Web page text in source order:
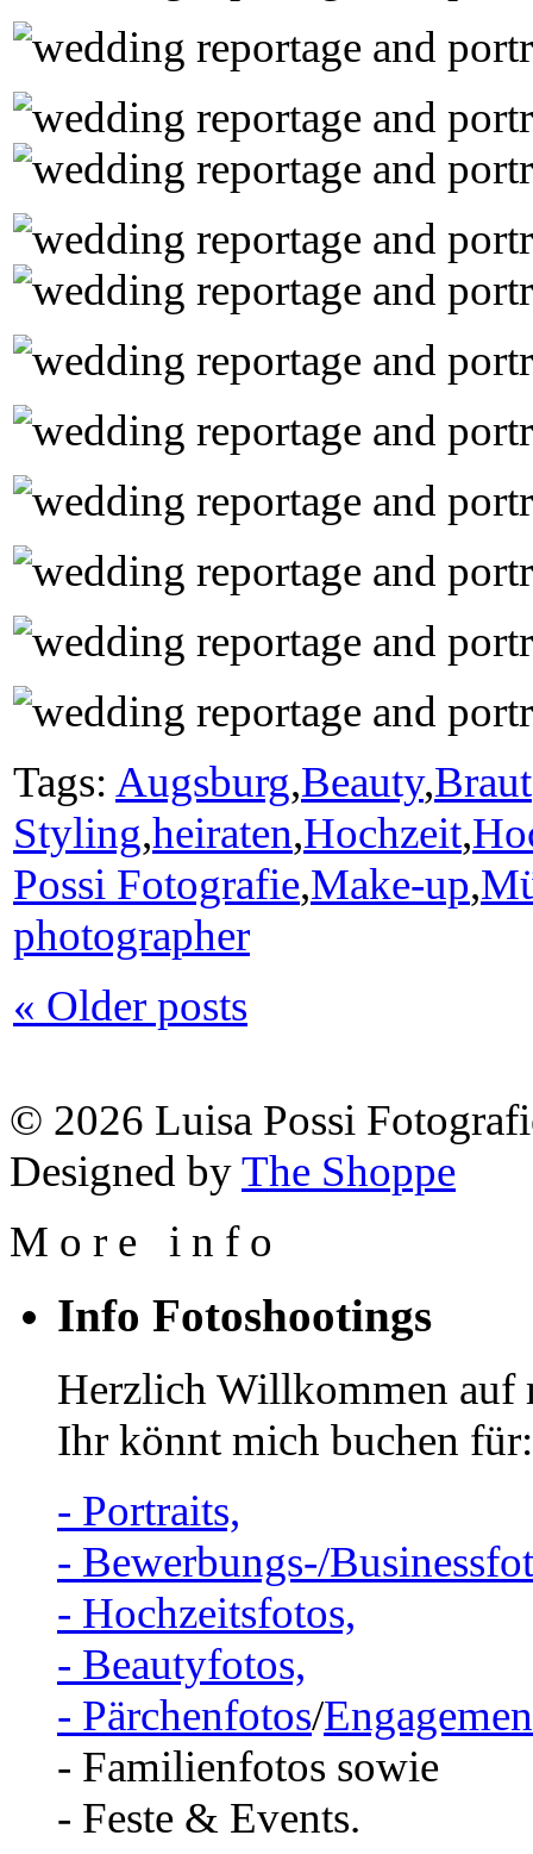
Tags: Augsburg,Beauty,Braut
Styling,heiraten,Hochzeit,
Possi Fotografie,Make-up,
photographer
« Older posts
© 2026 Luisa Possi
Designed byThe Shoppe
M o r e i n f o
Info Fotoshootings
Herzlich Willkommen auf
Ihr könnt mich buchen für:
- Portraits,
- Bewerbungs-/
- Hochzeitsfotos,
- Beautyfotos,
- Pärchenfotos/
- Familienfotos sowie
- Feste & Events.